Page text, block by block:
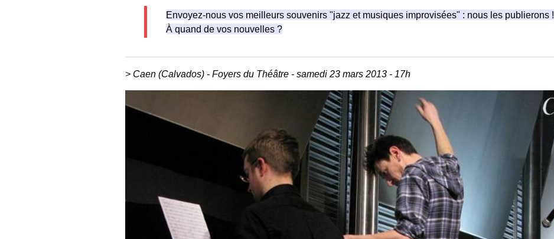
Envoyez-nous vos meilleurs souvenirs "jazz et musiques improvisées" : nous les publierons !
À quand de vos nouvelles ?
> Caen (Calvados) - Foyers du Théâtre - samedi 23 mars 2013 - 17h